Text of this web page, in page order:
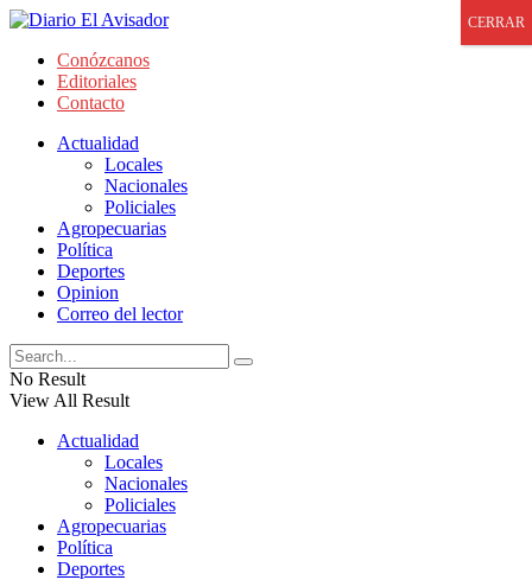
Conózcanos
Editoriales
Contacto
Actualidad
Locales
Nacionales
Policiales
Agropecuarias
Política
Deportes
Opinion
Correo del lector
No Result
View All Result
Actualidad
Locales
Nacionales
Policiales
Agropecuarias
Política
Deportes
CERRAR